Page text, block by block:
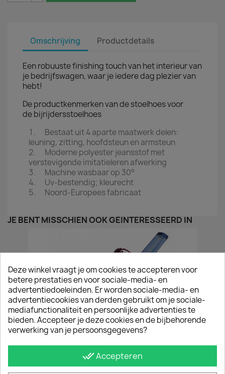
Omschrijving Productdetails
Een robuuste finishing touch van het interieur van
je bedrijfswagen, waar je iedere dag plezier van
hebt!
De productkenmerken van de stoelhoes voor
de bijrijdersstoelhoes
Bestaat uit 4 aparte maatwerk delen:
leuning, zitting, hoofdsteun en armsteun
Moderne polyester jeansstof met
verstevigende imitatieleren afwerking
Machine wasbaar op 30°
Uv-bestendig; kleurecht
Noord-Europees fabricaat
JE BENT MISSCHIEN OOK GEÏNTERESSEERD IN
Set Van 2 Led Lampen 12V 50 Cm Incl. Schakelaar
Deze winkel vraagt je om cookies te accepteren voor
betere prestaties en voor sociale-media- en
advertentiedoeleinden. Er worden sociale-media- en
advertentiecookies van derden gebruikt om je sociale-
mediafunctionaliteit en persoonlijke advertenties te
bieden. Accepteer je deze cookies en de bijbehorende
verwerking van je persoonsgegevens?
done_allAccepteren